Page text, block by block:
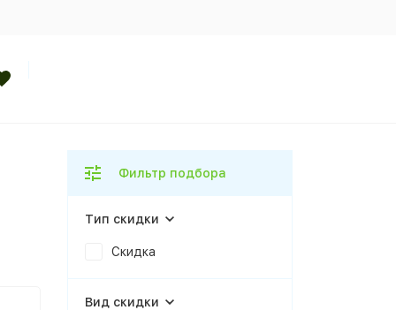
Фильтр подбора
Тип скидки
Скидка
Вид скидки